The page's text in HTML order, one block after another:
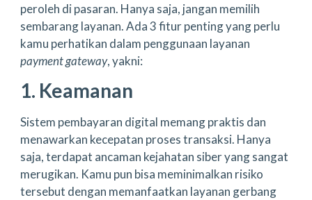
peroleh di pasaran. Hanya saja, jangan memilih
sembarang layanan. Ada 3 fitur penting yang perlu
kamu perhatikan dalam penggunaan layanan
payment gateway, yakni:
1. Keamanan
Sistem pembayaran digital memang praktis dan
menawarkan kecepatan proses transaksi. Hanya
saja, terdapat ancaman kejahatan siber yang sangat
merugikan. Kamu pun bisa meminimalkan risiko
tersebut dengan memanfaatkan layanan gerbang